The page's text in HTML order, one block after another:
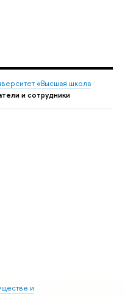
«Высшая школа
и сотрудники
и